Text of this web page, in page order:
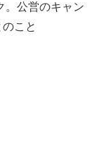
。公営のキャン
こと